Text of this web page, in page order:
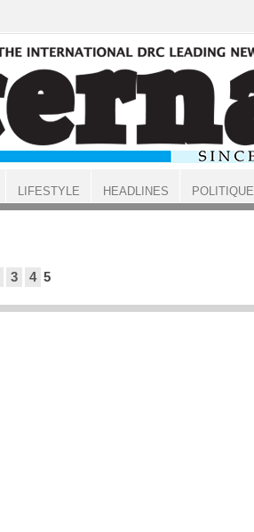
3 4 5
LIFESTYLE HEADLINES POLITIQUE